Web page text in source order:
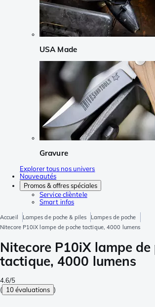
USA Made
Gravure
Explorer tous nos univers
Nouveautés
Promos & offres spéciales
Service clièntele
Smart infos
Accueil Lampes de poche & piles
Lampes de poche
Nitecore P10iX lampe de poche tactique, 4000 lumens
Nitecore P10iX lampe de
tactique, 4000 lumens
4.6/5
( 10 évaluations )